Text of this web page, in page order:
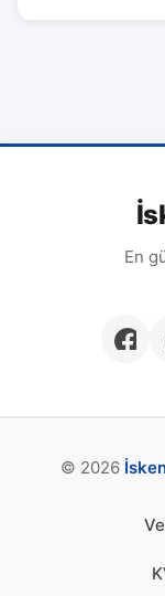
En
© 2026